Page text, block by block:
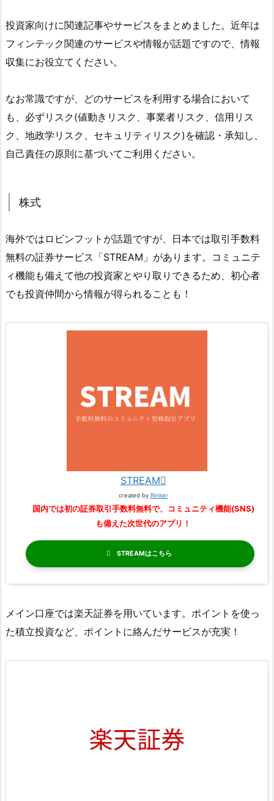
投資家向けに関連記事やサービスをまとめました。近年は
フィンテック関連のサービスや情報が話題ですので、情報
収集にお役立てください。
なお常識ですが、どのサービスを利用する場合において
も、必ずリスク(値動きリスク、事業者リスク、信用リス
ク、地政学リスク、セキュリティリスク)を確認・承知し、
自己責任の原則に基づいてご利用ください。
株式
海外ではロビンフットが話題ですが、日本では取引手数料
無料の証券サービス「STREAM」があります。コミュニテ
ィ機能も備えて他の投資家とやり取りできるため、初心者
でも投資仲間から情報が得られることも！
STREAM
created by Rinker
国内では初の証券取引手数料無料で、コミュニティ機能(SNS)
も備えた次世代のアプリ！
STREAM
メイン口座では楽天証券を用いています。ポイントを使っ
た積立投資など、ポイントに絡んだサービスが充実！